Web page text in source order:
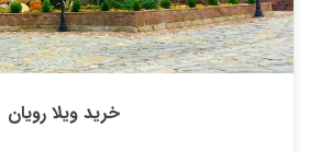
خرید ویلا رویان